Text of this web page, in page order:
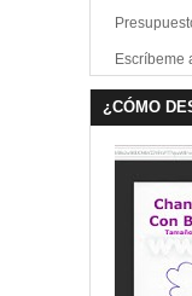
Escríbeme
¿CÓMO